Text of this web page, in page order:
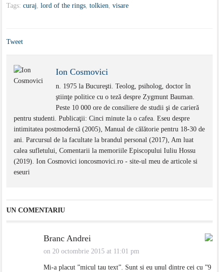
Tags:curaj,lord of the rings,tolkien,visare
Tweet
Ion Cosmovici
n. 1975 la Bucureşti. Teolog, psiholog, doctor în
ştiinţe politice cu o teză despre Zygmunt Bauman.
Peste 10 000 ore de consiliere de studii şi de carieră
pentru studenti. Publicaţii: Cinci minute la o cafea. Eseu despre
intimitatea postmodernă (2005), Manual de călătorie pentru 18-30 de
ani. Parcursul de la facultate la brandul personal (2017), Am luat
calea sufletului, Comentarii la memoriile Episcopului Iuliu Hossu
(2019). Ion Cosmovici ioncosmovici.ro - site-ul meu de articole si
eseuri
UN COMENTARIU
Branc Andrei
on 20 octombrie 2015 at 11:01 pm
Mi-a placut ”micul tau text”. Sunt si eu unul dintre cei cu ”9